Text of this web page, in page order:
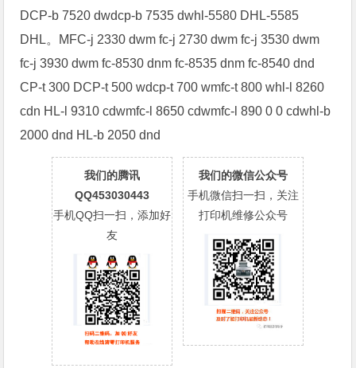
DCP-b 7520 dwdcp-b 7535 dwhl-5580 DHL-5585
DHL。MFC-j 2330 dwm fc-j 2730 dwm fc-j 3530 dwm
fc-j 3930 dwm fc-8530 dnm fc-8535 dnm fc-8540 dnd
CP-t 300 DCP-t 500 wdcp-t 700 wmfc-t 800 whl-l 8260
cdn HL-l 9310 cdwmfc-l 8650 cdwmfc-l 890 0 0 cdwhl-b
2000 dnd HL-b 2050 dnd
我们的腾讯
QQ453030443
手机QQ扫一扫，添加好
友
我们的微信公众号
手机微信扫一扫，关注
打印机维修公众号